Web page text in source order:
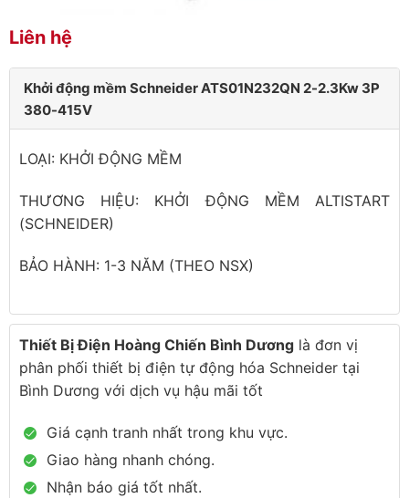
Liên hệ
Khởi động mềm Schneider ATS01N232QN 2-2.3Kw 3P
380-415V
LOẠI: KHỞI ĐỘNG MỀM
THƯƠNG HIỆU: KHỞI ĐỘNG MỀM ALTISTART
(SCHNEIDER)
BẢO HÀNH: 1-3 NĂM (THEO NSX)
Thiết Bị Điện Hoàng Chiến Bình Dương là đơn vị
phân phối thiết bị điện tự động hóa Schneider tại
Bình Dương với dịch vụ hậu mãi tốt
Giá cạnh tranh nhất trong khu vực.
Giao hàng nhanh chóng.
Nhận báo giá tốt nhất.